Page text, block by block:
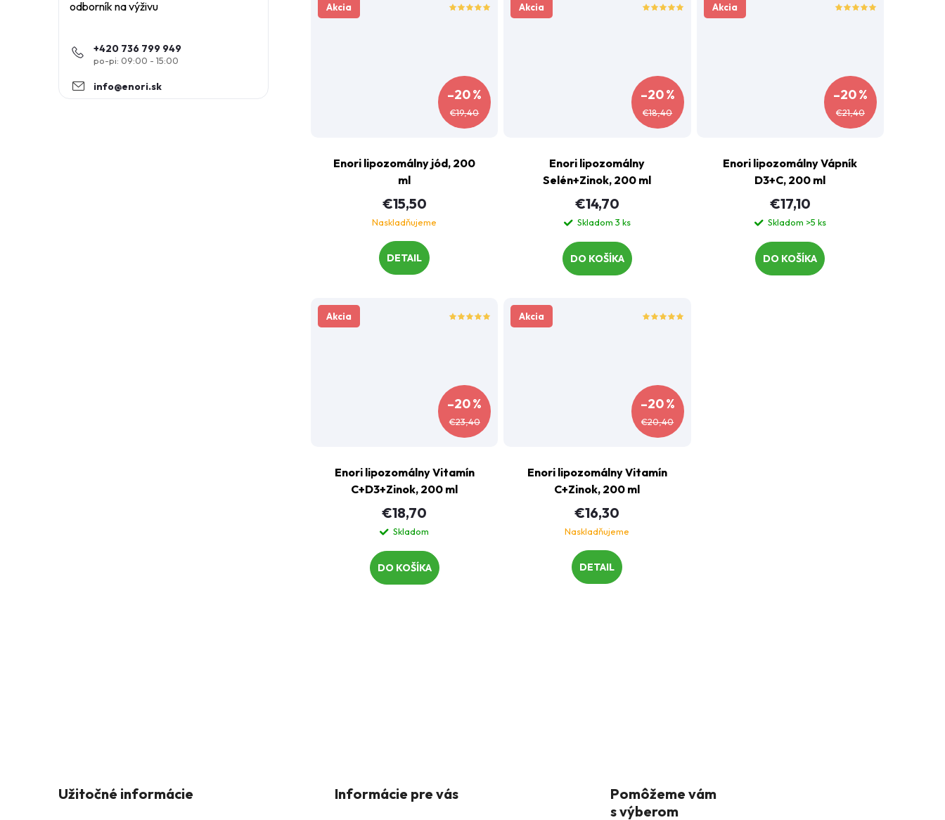
odborník na výživu
info@enori.sk
+420 736 799 949
k
u Akcia
€19,40
–20 %
Enori lipozomálny jód, 200
ml
€15,50
Naskladňujeme
DETAIL
Akcia
€18,40
–20 %
Enori lipozomálny
Selén+Zinok, 200 ml
€14,70
Skladom 3 ks
DO KOŠÍKA
Akcia
€21,40
–20 %
Enori lipozomálny Vápník
D3+C, 200 ml
€17,10
Skladom >5 ks
DO KOŠÍKA
Akcia
€23,40
–20 %
Enori lipozomálny Vitamín
C+D3+Zinok, 200 ml
€18,70
Skladom
DO KOŠÍKA
Akcia
€20,40
–20 %
Enori lipozomálny Vitamín
C+Zinok, 200 ml
€16,30
Naskladňujeme
DETAIL
Užitočné informácie Informácie pre vás